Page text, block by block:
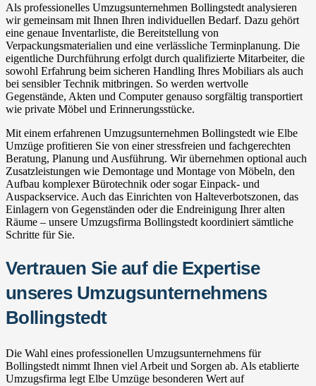
Als professionelles Umzugsunternehmen Bollingstedt analysieren
wir gemeinsam mit Ihnen Ihren individuellen Bedarf. Dazu gehört
eine genaue Inventarliste, die Bereitstellung von
Verpackungsmaterialien und eine verlässliche Terminplanung. Die
eigentliche Durchführung erfolgt durch qualifizierte Mitarbeiter, die
sowohl Erfahrung beim sicheren Handling Ihres Mobiliars als auch
bei sensibler Technik mitbringen. So werden wertvolle
Gegenstände, Akten und Computer genauso sorgfältig transportiert
wie private Möbel und Erinnerungsstücke.
Mit einem erfahrenen Umzugsunternehmen Bollingstedt wie Elbe
Umzüge profitieren Sie von einer stressfreien und fachgerechten
Beratung, Planung und Ausführung. Wir übernehmen optional auch
Zusatzleistungen wie Demontage und Montage von Möbeln, den
Aufbau komplexer Bürotechnik oder sogar Einpack- und
Auspackservice. Auch das Einrichten von Halteverbotszonen, das
Einlagern von Gegenständen oder die Endreinigung Ihrer alten
Räume – unsere Umzugsfirma Bollingstedt koordiniert sämtliche
Schritte für Sie.
Vertrauen Sie auf die Expertise
unseres Umzugsunternehmens
Bollingstedt
Die Wahl eines professionellen Umzugsunternehmens für
Bollingstedt nimmt Ihnen viel Arbeit und Sorgen ab. Als etablierte
Umzugsfirma legt Elbe Umzüge besonderen Wert auf